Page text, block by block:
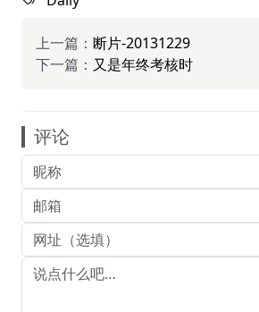
上一篇： 断片-20131229
下一篇： 又是年终考核时
评论